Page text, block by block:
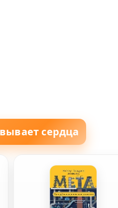
сердца